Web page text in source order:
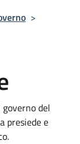
>
del
presiede e